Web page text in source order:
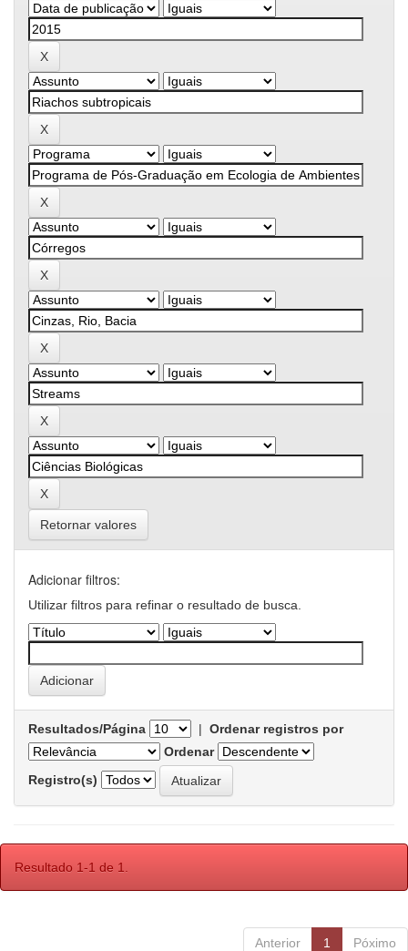
Retornar valores
Adicionar filtros:
Utilizar filtros para refinar o resultado de busca.
Resultados/Página | Ordenar registros por
Ordenar
Registro(s)
Resultado 1-1 de 1.
Anterior 1 Póximo